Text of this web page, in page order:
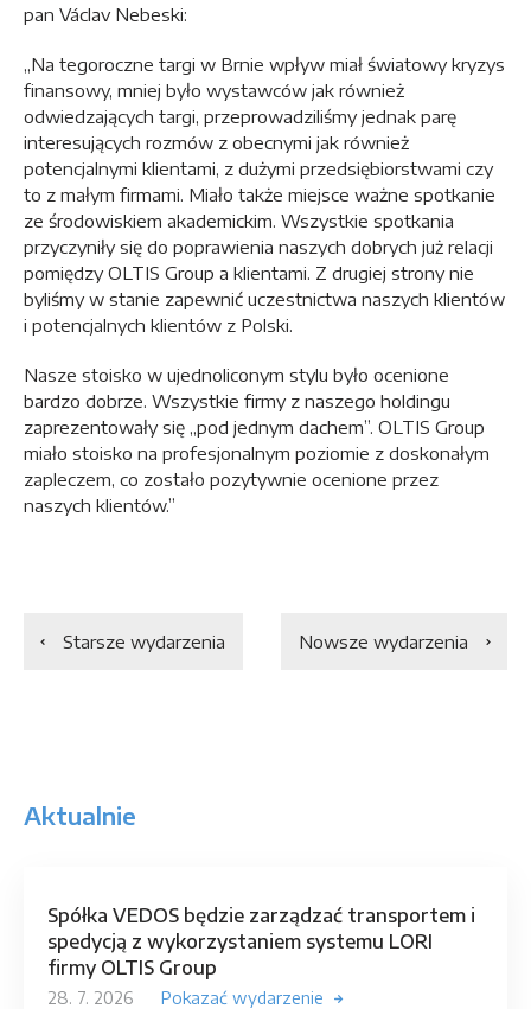
pan Václav Nebeski:
„Na tegoroczne targi w Brnie wpływ miał światowy kryzys
finansowy, mniej było wystawców jak również
odwiedzających targi, przeprowadziliśmy jednak parę
interesujących rozmów z obecnymi jak również
potencjalnymi klientami, z dużymi przedsiębiorstwami czy
to z małym firmami. Miało także miejsce ważne spotkanie
ze środowiskiem akademickim. Wszystkie spotkania
przyczyniły się do poprawienia naszych dobrych już relacji
pomiędzy OLTIS Group a klientami. Z drugiej strony nie
byliśmy w stanie zapewnić uczestnictwa naszych klientów
i potencjalnych klientów z Polski.
Nasze stoisko w ujednoliconym stylu było ocenione
bardzo dobrze. Wszystkie firmy z naszego holdingu
zaprezentowały się „pod jednym dachem”. OLTIS Group
miało stoisko na profesjonalnym poziomie z doskonałym
zapleczem, co zostało pozytywnie ocenione przez
naszych klientów.”
Starsze wydarzenia Nowsze wydarzenia
Aktualnie
Spółka VEDOS będzie zarządzać transportem i
spedycją z wykorzystaniem systemu LORI
firmy OLTIS Group
28. 7. 2026 Pokazać wydarzenie